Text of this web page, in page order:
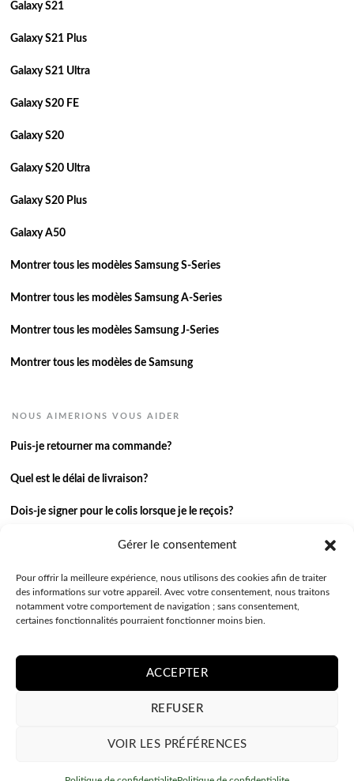
Gérer le consentement
Pour offrir la meilleure expérience, nous utilisons des cookies afin de traiter
des informations sur votre appareil. Avec votre consentement, nous traitons
notamment votre comportement de navigation ; sans consentement,
certaines fonctionnalités pourraient fonctionner moins bien.
ACCEPTER
REFUSER
VOIR LES PRÉFÉRENCES
Galaxy S21
Galaxy S21 Plus
Galaxy S21 Ultra
Galaxy S20 FE
Galaxy S20
Galaxy S20 Ultra
Galaxy S20 Plus
Galaxy A50
Montrer tous les modèles Samsung S-Series
Montrer tous les modèles Samsung A-Series
Montrer tous les modèles Samsung J-Series
Montrer tous les modèles de Samsung
NOUS AIMERIONS VOUS AIDER
Puis-je retourner ma commande?
Quel est le délai de livraison?
Dois-je signer pour le colis lorsque je le reçois?
Je n’ai pas reçu ma commande.
J’ai une autre question.
Contactez-nous